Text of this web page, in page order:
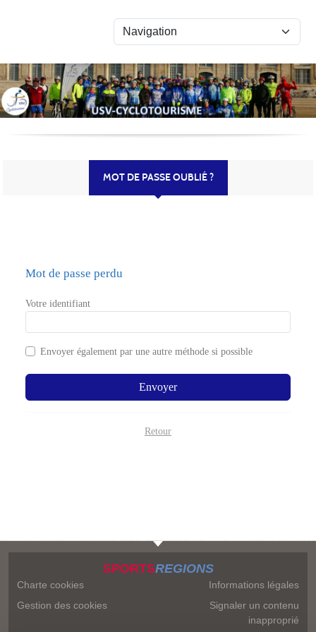
MOT DE PASSE OUBLIÉ ?
Mot de passe perdu
Votre identifiant
Envoyer également par une autre méthode si possible
Envoyer
Retour
SPORTSREGIONS
Charte cookies
Gestion des cookies
Informations légales
Signaler un contenu
inapproprié